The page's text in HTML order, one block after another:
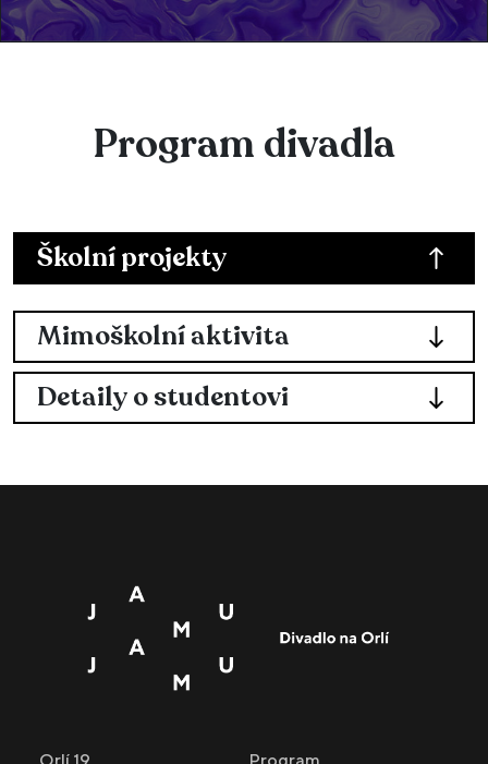
Školní projekty
Mimoškolní aktivita
Detaily o studentovi
Program divadla
Orlí 19 Program